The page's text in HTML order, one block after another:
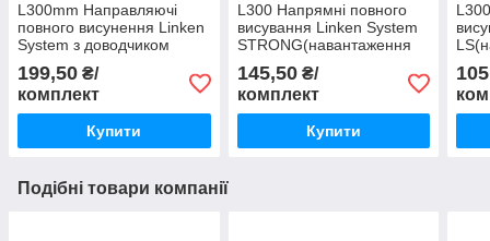
L300mm Направляючі
повного висунення Linken
System з доводчиком
199,50 ₴/
комплект
Купити
L300 Напрямні повного
висування Linken System
STRONG(навантаження
45кг)
145,50₴/
комплект
Купити
Подібні товари компанії